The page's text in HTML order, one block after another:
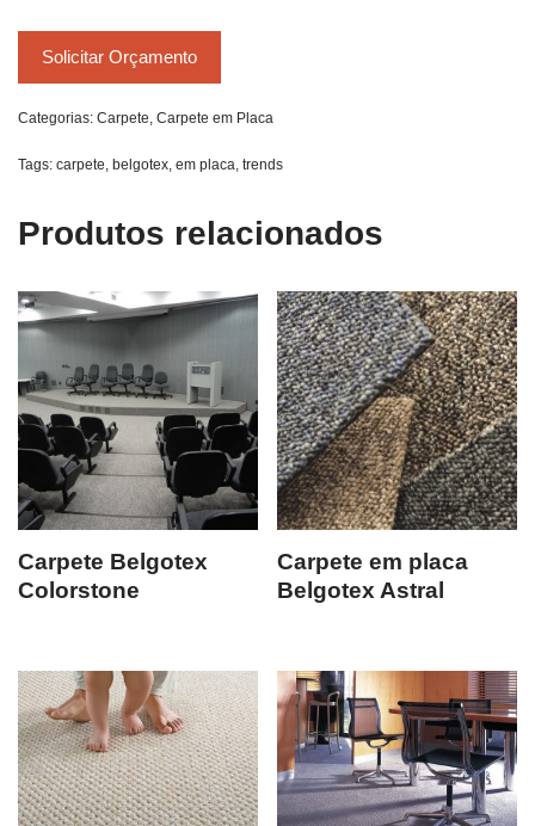
Solicitar Orçamento
Categorias: Carpete Carpete em Placa
Tags: carpete belgotex em placa trends
Produtos relacionados
Carpete Belgotex
Colorstone
Carpete em placa
Belgotex Astral